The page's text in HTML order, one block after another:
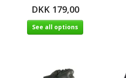
DKK 179,00
See all options